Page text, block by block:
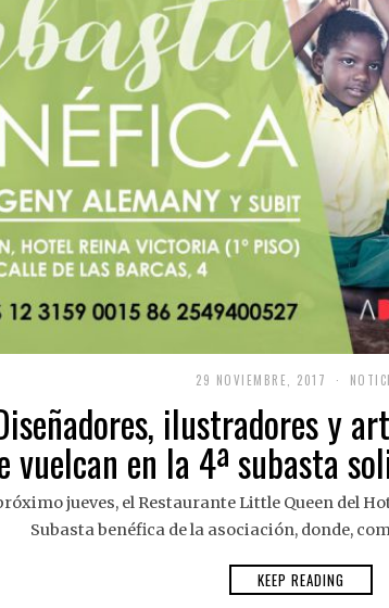
29 NOVIEMBRE, 2017
ilustradores y
vuelcan en la 4ª subasta
jueves, el Restaurante Little Queen del
Subasta benéfica de la asociación, donde,
KEEP READING